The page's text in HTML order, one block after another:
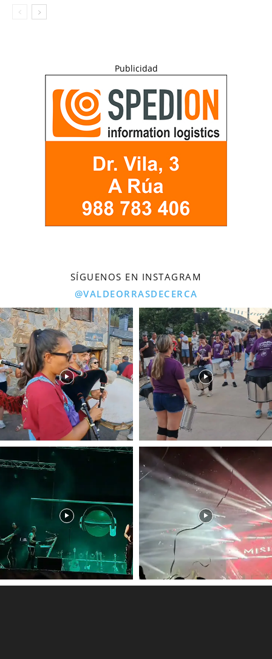
Publicidad
SÍGUENOS EN INSTAGRAM
@VALDEORRASDECERCA